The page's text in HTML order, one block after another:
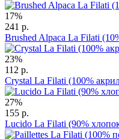
17%
241 р.
Brushed Alpaca La Filati
23%
112 р.
Crystal La Filati (100%
27%
155 р.
Lucido La Filati (90%